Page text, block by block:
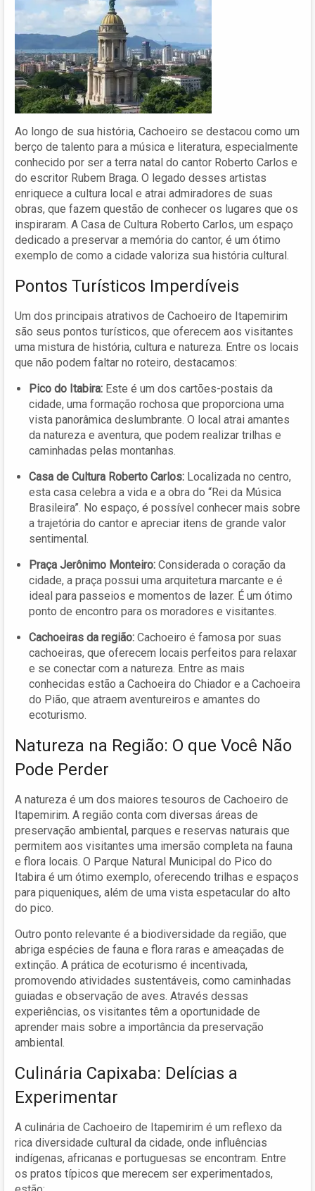
Ao longo de sua história, Cachoeiro se destacou como um
berço de talento para a música e literatura, especialmente
conhecido por ser a terra natal do cantor Roberto Carlos e
do escritor Rubem Braga. O legado desses artistas
enriquece a cultura local e atrai admiradores de suas
obras, que fazem questão de conhecer os lugares que os
inspiraram. A Casa de Cultura Roberto Carlos, um espaço
dedicado a preservar a memória do cantor, é um ótimo
exemplo de como a cidade valoriza sua história cultural.
Pontos Turísticos Imperdíveis
Um dos principais atrativos de Cachoeiro de Itapemirim
são seus pontos turísticos, que oferecem aos visitantes
uma mistura de história, cultura e natureza. Entre os locais
que não podem faltar no roteiro, destacamos:
Pico do Itabira: Este é um dos cartões-postais da
cidade, uma formação rochosa que proporciona uma
vista panorâmica deslumbrante. O local atrai amantes
da natureza e aventura, que podem realizar trilhas e
caminhadas pelas montanhas.
Casa de Cultura Roberto Carlos: Localizada no centro,
esta casa celebra a vida e a obra do “Rei da Música
Brasileira”. No espaço, é possível conhecer mais sobre
a trajetória do cantor e apreciar itens de grande valor
sentimental.
Praça Jerônimo Monteiro: Considerada o coração da
cidade, a praça possui uma arquitetura marcante e é
ideal para passeios e momentos de lazer. É um ótimo
ponto de encontro para os moradores e visitantes.
Cachoeiras da região: Cachoeiro é famosa por suas
cachoeiras, que oferecem locais perfeitos para relaxar
e se conectar com a natureza. Entre as mais
conhecidas estão a Cachoeira do Chiador e a Cachoeira
do Pião, que atraem aventureiros e amantes do
ecoturismo.
Natureza na Região: O que Você Não
Pode Perder
A natureza é um dos maiores tesouros de Cachoeiro de
Itapemirim. A região conta com diversas áreas de
preservação ambiental, parques e reservas naturais que
permitem aos visitantes uma imersão completa na fauna
e flora locais. O Parque Natural Municipal do Pico do
Itabira é um ótimo exemplo, oferecendo trilhas e espaços
para piqueniques, além de uma vista espetacular do alto
do pico.
Outro ponto relevante é a biodiversidade da região, que
abriga espécies de fauna e flora raras e ameaçadas de
extinção. A prática de ecoturismo é incentivada,
promovendo atividades sustentáveis, como caminhadas
guiadas e observação de aves. Através dessas
experiências, os visitantes têm a oportunidade de
aprender mais sobre a importância da preservação
ambiental.
Culinária Capixaba: Delícias a
Experimentar
A culinária de Cachoeiro de Itapemirim é um reflexo da
rica diversidade cultural da cidade, onde influências
indígenas, africanas e portuguesas se encontram. Entre
os pratos típicos que merecem ser experimentados,